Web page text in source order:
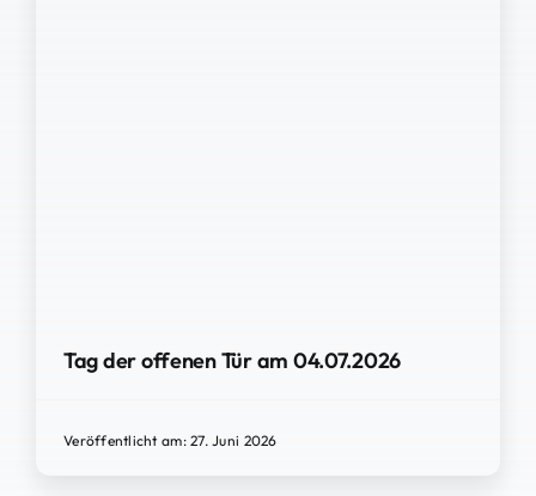
Tag der offenen Tür am 04.07.2026
Veröffentlicht am: 27. Juni 2026